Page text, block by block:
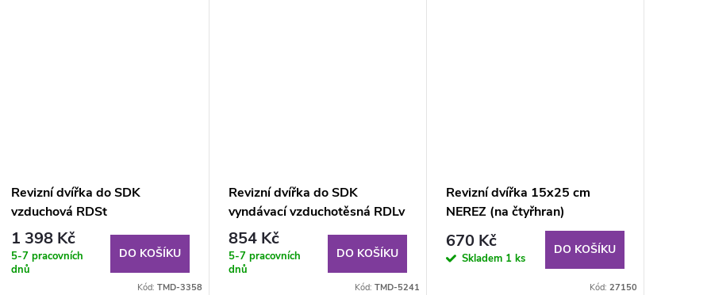
Revizní dvířka do SDK
vzduchová RDSt
600x600x12.5 mm GKB US
1 398 Kč
5-7 pracovních
dnů
DO KOŠÍKU
Kód: TMD-3358
Revizní dvířka do SDK
vyndávací vzduchotěsná RDLv
200x300x12.5 mm GKBi US
(V)
854 Kč
5-7 pracovních
dnů
DO KOŠÍKU
Kód: TMD-5241
Revizní dvířka 15x25 cm
NEREZ (na čtyřhran)
670 Kč
Skladem 1 ks
DO KOŠÍKU
Kód: 27150